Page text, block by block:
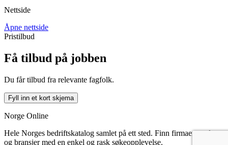
Nettside
Åpne nettside
Pristilbud
Få tilbud på jobben
Du får tilbud fra relevante fagfolk.
Fyll inn et kort skjema
Norge Online
Hele Norges bedriftskatalog samlet på ett sted. Finn firmaer, steder
og bransjer med en enkel og rask søkeopplevelse.